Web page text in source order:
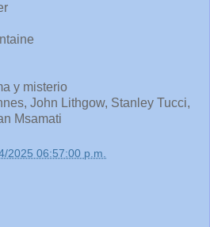
y misterio
John Lithgow, Stanley Tucci,
Msamati
2025 06:57:00 p.m.